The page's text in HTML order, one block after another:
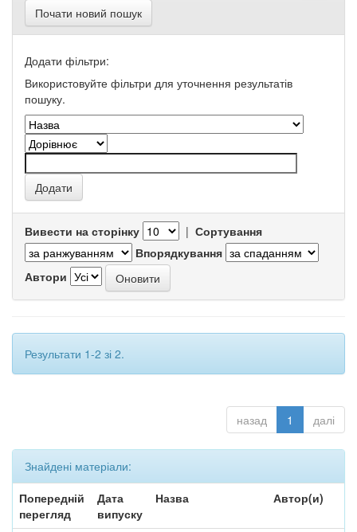
Почати новий пошук
Додати фільтри:
Використовуйте фільтри для уточнення результатів
пошуку.
Вивести на сторінку | Сортування
Впорядкування
Автори
Результати 1-2 зі 2.
назад 1 далі
Знайдені матеріали:
Попередній
перегляд
Дата
випуску
Назва Автор(и)